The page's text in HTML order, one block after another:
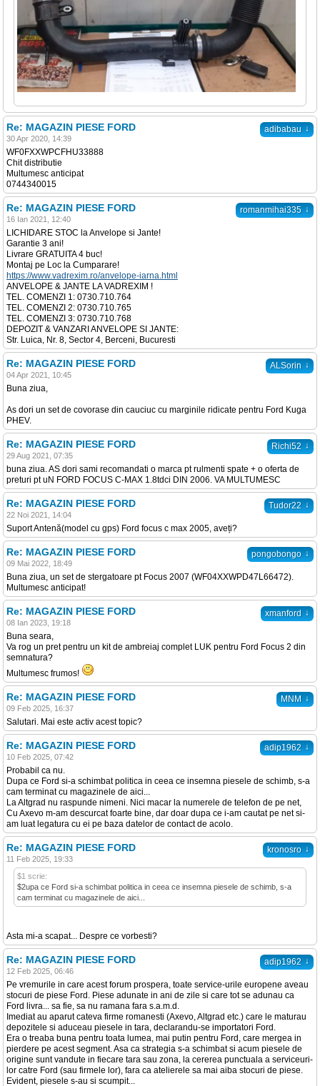
adibabau ↓
Re: MAGAZIN PIESE FORD
30 Apr 2020, 14:39
WF0FXXWPCFHU33888
Chit distributie
Multumesc anticipat
0744340015
romanmihai335 ↓
Re: MAGAZIN PIESE FORD
16 Ian 2021, 12:40
LICHIDARE STOC la Anvelope si Jante!
Garantie 3 ani!
Livrare GRATUITA 4 buc!
Montaj pe Loc la Cumparare!
https://www.vadrexim.ro/anvelope-iarna.html
ANVELOPE & JANTE LA VADREXIM !
TEL. COMENZI 1: 0730.710.764
TEL. COMENZI 2: 0730.710.765
TEL. COMENZI 3: 0730.710.768
DEPOZIT & VANZARI ANVELOPE SI JANTE:
Str. Luica, Nr. 8, Sector 4, Berceni, Bucuresti
ALSorin ↓
Re: MAGAZIN PIESE FORD
04 Apr 2021, 10:45
Buna ziua,
As dori un set de covorase din cauciuc cu marginile ridicate pentru Ford Kuga
PHEV.
Richi52 ↓
Re: MAGAZIN PIESE FORD
29 Aug 2021, 07:35
buna ziua. AS dori sami recomandati o marca pt rulmenti spate + o oferta de
preturi pt uN FORD FOCUS C-MAX 1.8tdci DIN 2006. VA MULTUMESC
Tudor22 ↓
Re: MAGAZIN PIESE FORD
22 Noi 2021, 14:04
Suport Antenă(model cu gps) Ford focus c max 2005, aveți?
pongobongo ↓
Re: MAGAZIN PIESE FORD
09 Mai 2022, 18:49
Buna ziua, un set de stergatoare pt Focus 2007 (WF04XXWPD47L66472).
Multumesc anticipat!
xmanford ↓
Re: MAGAZIN PIESE FORD
08 Ian 2023, 19:18
Buna seara,
Va rog un pret pentru un kit de ambreiaj complet LUK pentru Ford Focus 2 din
semnatura?
Multumesc frumos!
MNM ↓
Re: MAGAZIN PIESE FORD
09 Feb 2025, 16:37
Salutari. Mai este activ acest topic?
adip1962 ↓
Re: MAGAZIN PIESE FORD
10 Feb 2025, 07:42
Probabil ca nu.
Dupa ce Ford si-a schimbat politica in ceea ce insemna piesele de schimb, s-a
cam terminat cu magazinele de aici...
La Altgrad nu raspunde nimeni. Nici macar la numerele de telefon de pe net,
Cu Axevo m-am descurcat foarte bine, dar doar dupa ce i-am cautat pe net si-
am luat legatura cu ei pe baza datelor de contact de acolo.
kronosro ↓
Re: MAGAZIN PIESE FORD
11 Feb 2025, 19:33
$1 scrie:
$2upa ce Ford si-a schimbat politica in ceea ce insemna piesele de schimb, s-a
cam terminat cu magazinele de aici...
Asta mi-a scapat... Despre ce vorbesti?
adip1962 ↓
Re: MAGAZIN PIESE FORD
12 Feb 2025, 06:46
Pe vremurile in care acest forum prospera, toate service-urile europene aveau
stocuri de piese Ford. Piese adunate in ani de zile si care tot se adunau ca
Ford livra... sa fie, sa nu ramana fara s.a.m.d.
Imediat au aparut cateva firme romanesti (Axevo, Altgrad etc.) care le maturau
depozitele si aduceau piesele in tara, declarandu-se importatori Ford.
Era o treaba buna pentru toata lumea, mai putin pentru Ford, care mergea in
pierdere pe acest segment. Asa ca strategia s-a schimbat si acum piesele de
origine sunt vandute in fiecare tara sau zona, la cererea punctuala a serviceuri-
lor catre Ford (sau firmele lor), fara ca atelierele sa mai aiba stocuri de piese.
Evident, piesele s-au si scumpit...